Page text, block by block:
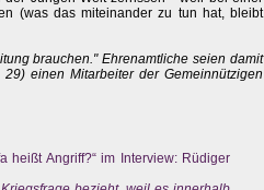
(was das miteinander zu tun hat, bleibt
brauchen." Ehrenamtliche seien damit
einen Mitarbeiter der Gemeinnützigen
heißt Angriff?“ im Interview: Rüdiger